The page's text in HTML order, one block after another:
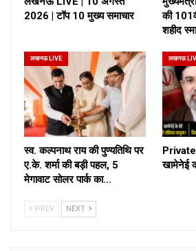
2026 | टॉप 10 मुख्य समाचार
की
शहीद
लखनऊ LIVE
स्व. कल्पनाथ राय की पुण्यतिथि पर
ए.के. शर्मा की बड़ी पहल, 5
मेगावाट सोलर पार्क का…
लखनऊ
खामेनेई
PREV NEXT